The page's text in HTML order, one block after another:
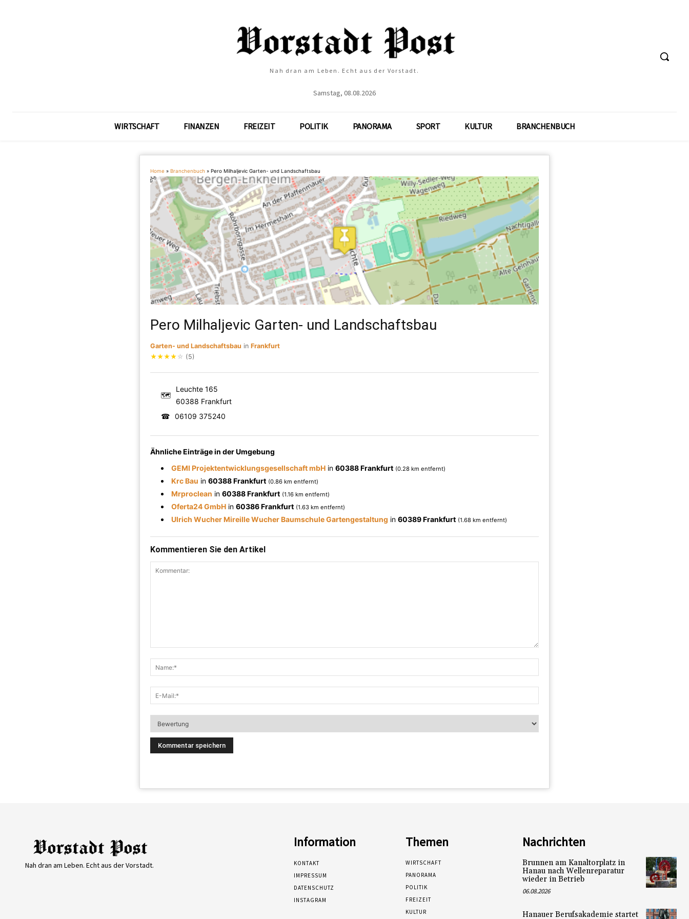
Nah dran am Leben. Echt aus der Vorstadt.
Samstag, 08.08.2026
WIRTSCHAFT FINANZEN FREIZEIT POLITIK PANORAMA SPORT KULTUR BRANCHENBUCH
Home » Branchenbuch » Pero Milhaljevic Garten- und Landschaftsbau
Pero Milhaljevic Garten- und Landschaftsbau
Garten- und Landschaftsbau in Frankfurt
★★★★ ☆ (5)
🗺
Leuchte 165
60388 Frankfurt
☎ 06109 375240
Ähnliche Einträge in der Umgebung
GEMI Projektentwicklungsgesellschaft mbH in 60388 Frankfurt (0.28 km entfernt)
Krc Bau in 60388 Frankfurt (0.86 km entfernt)
Mrproclean in 60388 Frankfurt (1.16 km entfernt)
Oferta24 GmbH in 60386 Frankfurt (1.63 km entfernt)
Ulrich Wucher Mireille Wucher Baumschule Gartengestaltung in 60389 Frankfurt (1.68 km entfernt)
Kommentieren Sie den Artikel
Nah dran am Leben. Echt aus der Vorstadt.
Information
KONTAKT
IMPRESSUM
DATENSCHUTZ
INSTAGRAM
Themen
WIRTSCHAFT
PANORAMA
POLITIK
FREIZEIT
KULTUR
Nachrichten
Brunnen am Kanaltorplatz in
Hanau nach Wellenreparatur
wieder in Betrieb
06.08.2026
Hanauer Berufsakademie startet